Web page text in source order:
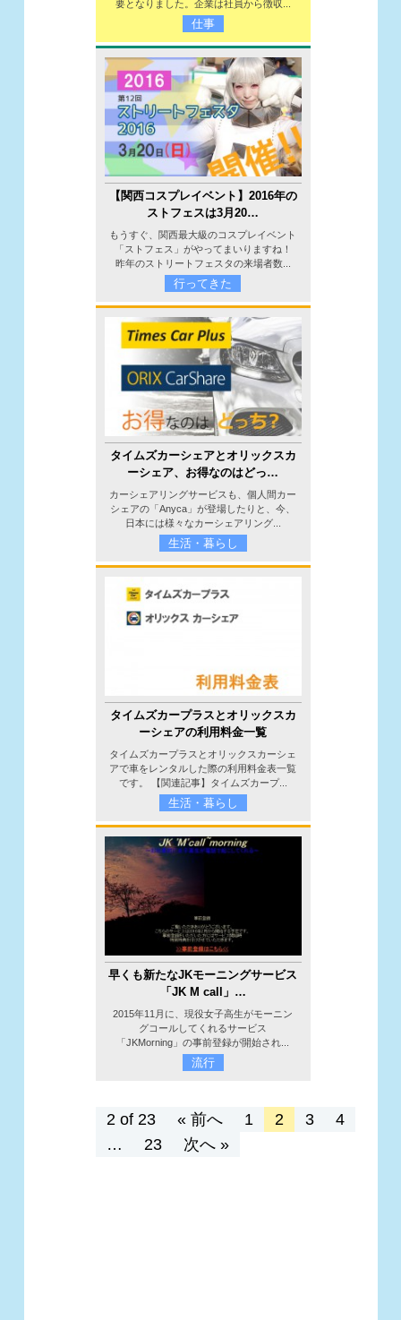
要となりました。企業は社員から徴収...
仕事
【関西コスプレイベント】2016年の
ストフェスは3月20…
もうすぐ、関西最大級のコスプレイベント
「ストフェス」がやってまいりますね！
昨年のストリートフェスタの来場者数...
行ってきた
タイムズカーシェアとオリックスカ
ーシェア、お得なのはどっ…
カーシェアリングサービスも、個人間カー
シェアの「Anyca」が登場したりと、今、
日本には様々なカーシェアリング...
生活・暮らし
タイムズカープラスとオリックスカ
ーシェアの利用料金一覧
タイムズカープラスとオリックスカーシェ
アで車をレンタルした際の利用料金表一覧
です。 【関連記事】タイムズカープ...
生活・暮らし
早くも新たなJKモーニングサービス
「JK M call」…
2015年11月に、現役女子高生がモーニン
グコールしてくれるサービス
「JKMorning」の事前登録が開始され...
流行
2 of 23 « 前へ 1 2 3
4
…
23 次へ »